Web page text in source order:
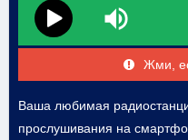
Жми,
Ваша любимая
прослушивания на